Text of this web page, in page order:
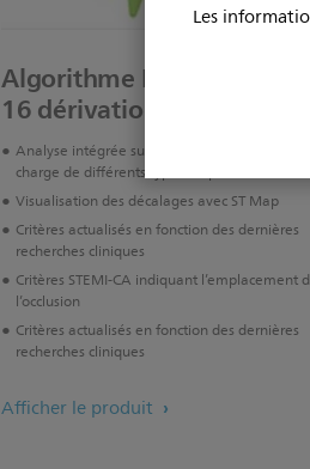
Les
Algorithme ECG
16 dérivations DXL
Analyse intégrée sur 16 dérivations pour la
charge de différents types de patients
Visualisation des décalages avec ST Map
Critères actualisés en fonction des dernières
recherches cliniques
Critères STEMI-CA indiquant l’emplacement
l’occlusion
Critères actualisés en fonction des dernières
recherches cliniques
Afficher le produit